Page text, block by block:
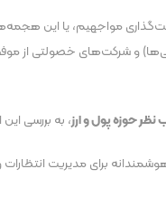
مواجهیم، یا این
و شرکت‌های خصولتی از
نظر حوزه پول و ارز، به بررسی این
این سیاست را گامی مثبت و هوشمندانه برای